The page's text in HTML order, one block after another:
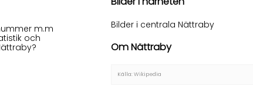
m.m
och
Bilder i centrala Nättraby
Om Nättraby
Källa: Wikipedia